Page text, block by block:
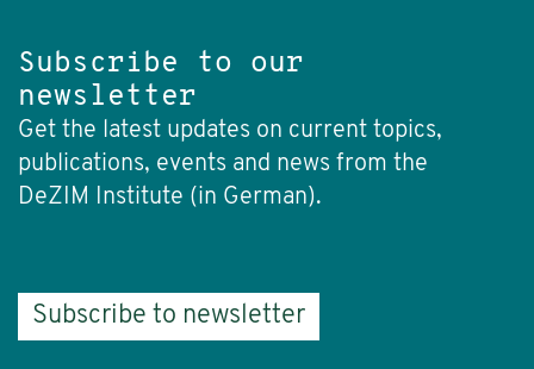
Subscribe to our
newsletter
Get the latest updates on current topics,
publications, events and news from the
DeZIM Institute (in German).
Subscribe to newsletter